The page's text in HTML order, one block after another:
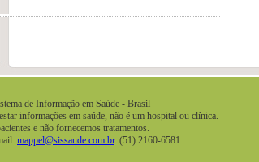
de Informação em Saúde - Brasil
informações em saúde, não é um hospital ou clínica.
e não fornecemos tratamentos.
mappel@sissaude.com.br. (51) 2160-6581